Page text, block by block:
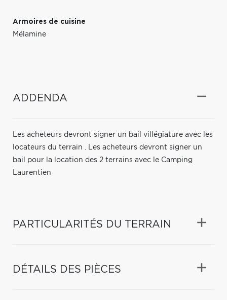
Armoires de cuisine
Mélamine
ADDENDA
Les acheteurs devront signer un bail villégiature avec les
locateurs du terrain . Les acheteurs devront signer un
bail pour la location des 2 terrains avec le Camping
Laurentien
PARTICULARITÉS DU TERRAIN
DÉTAILS DES PIÈCES